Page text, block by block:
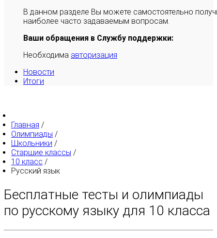
В данном разделе Вы можете самостоятельно
наиболее часто задаваемым вопросам.
Ваши обращения в Службу поддержки:
Необходима авторизация
Новости
Итоги
Главная /
Олимпиады /
Школьники /
Старшие классы /
10 класс /
Русский язык
Бесплатные тесты и олимпиады
по русскому языку для 10 класса